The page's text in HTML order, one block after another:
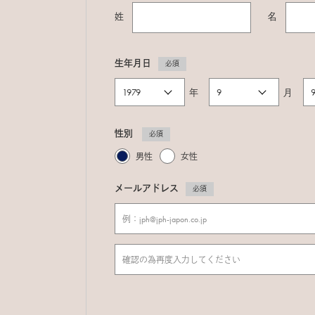
姓 名
生年月日 必須
年 月
性別 必須
男性 女性
メールアドレス 必須